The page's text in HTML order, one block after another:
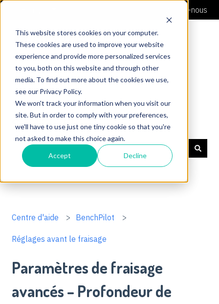
This website stores cookies on your computer.
These cookies are used to improve your website
experience and provide more personalized services
to you, both on this website and through other
media. To find out more about the cookies we use,
see our Privacy Policy.
We won't track your information when you visit our
site. But in order to comply with your preferences,
we'll have to use just one tiny cookie so that you're
not asked to make this choice again.
Accept Decline
Afficher le sous-menu pour les traductions
Contacte-nous
Soutien Shaper
Il n'y a aucune suggestion car le champ de recherche
Centre d'aide BenchPilot
Réglages avant le fraisage
Paramètres de fraisage
avancés – Profondeur de